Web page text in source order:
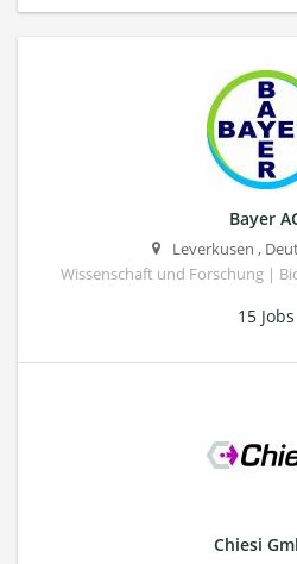
Bayer
Leverkusen ,
Wissenschaft und Forschung |
15 Jobs
Chiesi